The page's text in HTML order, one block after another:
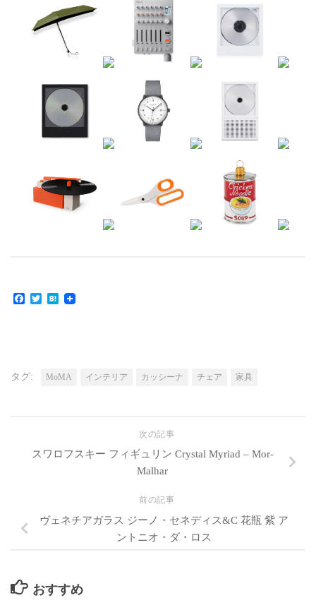
Facebook
TwitterHatena
タグ: MoMA インテリア カッシーナ チェア 家具
次の記事
スワロフスキー フィギュリン Crystal Myriad – Mor-
Malhar
前の記事
ヴェネチアガラス ジーノ・セネディス&C 花瓶 紫 ア
ントニオ・ダ・ロス
おすすめ